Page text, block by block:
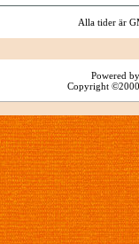
Alla tider är
Powered
Copyright